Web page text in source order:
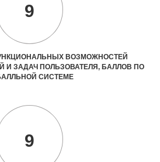
9
ВОЗМОЖНОСТЕЙ
ЗАДАЧ ПОЛЬЗОВАТЕЛЯ, БАЛЛОВ ПО
СИСТЕМЕ
9